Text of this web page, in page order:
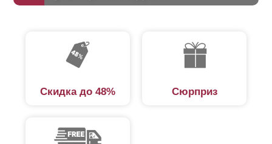
Скидка до 48% Сюрприз